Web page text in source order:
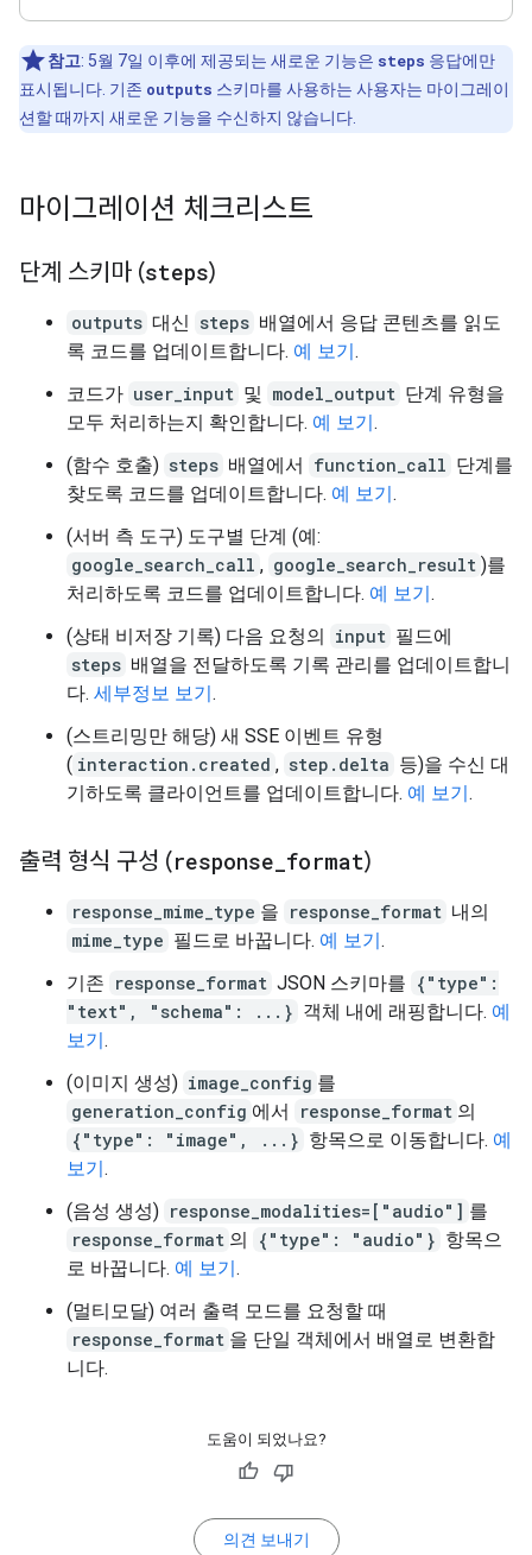
참고: 5월 7일 이후에 제공되는 새로운 기능은 steps 응답에만
표시됩니다. 기존 outputs 스키마를 사용하는 사용자는 마이그레이
션할 때까지 새로운 기능을 수신하지 않습니다.
마이그레이션 체크리스트
단계 스키마 (steps)
outputs 대신 steps 배열에서 응답 콘텐츠를 읽도
록 코드를 업데이트합니다. 예 보기.
코드가 user_input 및 model_output 단계 유형을
모두 처리하는지 확인합니다. 예 보기.
(함수 호출) steps 배열에서 function_call 단계를
찾도록 코드를 업데이트합니다. 예 보기.
(서버 측 도구) 도구별 단계 (예:
google_search_call , google_search_result )를
처리하도록 코드를 업데이트합니다. 예 보기.
(상태 비저장 기록) 다음 요청의 input 필드에
steps 배열을 전달하도록 기록 관리를 업데이트합니
다. 세부정보 보기.
(스트리밍만 해당) 새 SSE 이벤트 유형
( interaction.created , step.delta 등)을 수신 대
기하도록 클라이언트를 업데이트합니다. 예 보기.
출력 형식 구성 (response format)
response_mime_type 을 response_format 내의
mime_type 필드로 바꿉니다. 예 보기.
기존 response_format JSON 스키마를 {"type":
"text", "schema": ...} 객체 내에 래핑합니다. 예
보기.
(이미지 생성) image_config 를
generation_config 에서 response_format 의
{"type": "image", ...} 항목으로 이동합니다. 예
보기.
(음성 생성) response_modalities=["audio"] 를
response_format 의 {"type": "audio"} 항목으
로 바꿉니다. 예 보기.
(멀티모달) 여러 출력 모드를 요청할 때
response_format 을 단일 객체에서 배열로 변환합
니다.
도움이 되었나요?
의견 보내기